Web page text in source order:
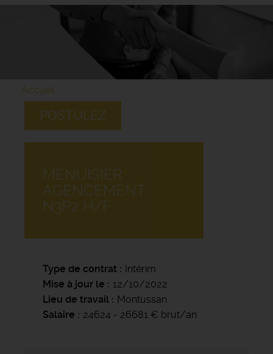
Accueil
POSTULEZ
MENUISIER
AGENCEMENT
N3P2 H/F
Type de contrat
Intérim
Mise à jour le
12/10/2022
Lieu de travail
Montussan
Salaire
24624 - 26681 € brut/an